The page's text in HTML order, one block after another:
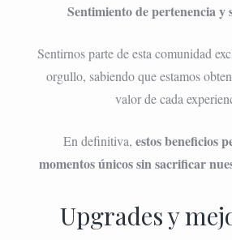
Sentimiento de pertenencia y
Sentirnos parte de esta comunidad
orgullo, sabiendo que estamos
valor de cada
En definitiva,estos beneficios
momentos únicos sin sacrificar
Upgrades y